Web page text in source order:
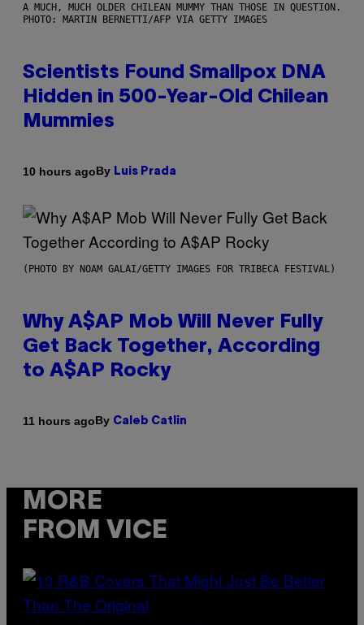
A MUCH, MUCH OLDER CHILEAN MUMMY THAN THOSE IN QUESTION.
PHOTO: MARTIN BERNETTI/AFP VIA GETTY IMAGES
Scientists Found Smallpox DNA
Hidden in 500-Year-Old Chilean
Mummies
10 hours agoBy Luis Prada
(PHOTO BY NOAM GALAI/GETTY IMAGES FOR TRIBECA FESTIVAL)
Why A$AP Mob Will Never Fully
Get Back Together, According
to A$AP Rocky
11 hours agoBy Caleb Catlin
MORE
FROM VICE